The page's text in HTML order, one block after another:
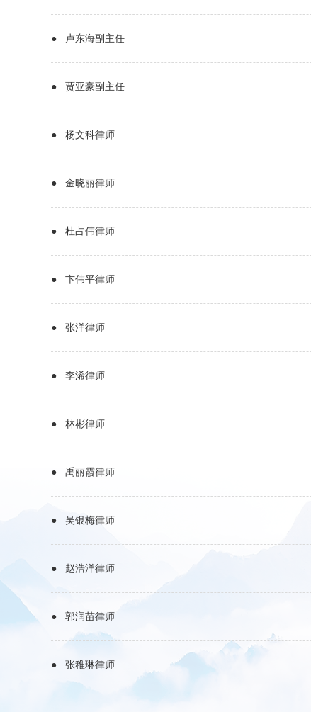
● 卢东海副主任
● 贾亚豪副主任
● 杨文科律师
● 金晓丽律师
● 杜占伟律师
● 卞伟平律师
● 张洋律师
● 李浠律师
● 林彬律师
● 禹丽霞律师
● 吴银梅律师
● 赵浩洋律师
● 郭润苗律师
● 张稚琳律师